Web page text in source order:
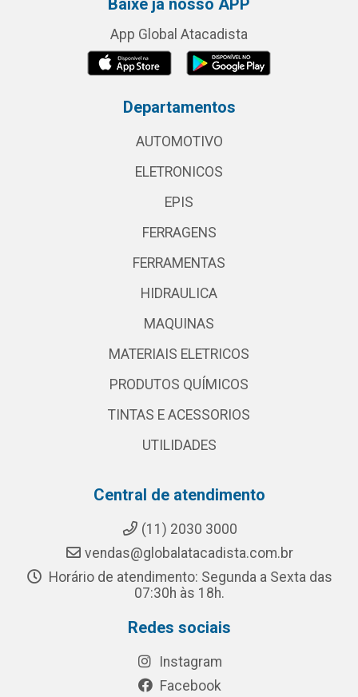
Baixe já nosso APP
App Global Atacadista
Departamentos
AUTOMOTIVO
ELETRONICOS
EPIS
FERRAGENS
FERRAMENTAS
HIDRAULICA
MAQUINAS
MATERIAIS ELETRICOS
PRODUTOS QUÍMICOS
TINTAS E ACESSORIOS
UTILIDADES
Central de atendimento
(11) 2030 3000
vendas@globalatacadista.com.br
Horário de atendimento: Segunda a Sexta das
07:30h às 18h.
Redes sociais
Instagram
Facebook